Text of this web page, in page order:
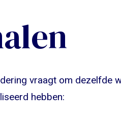
vraagt om dezelfde
hebben: